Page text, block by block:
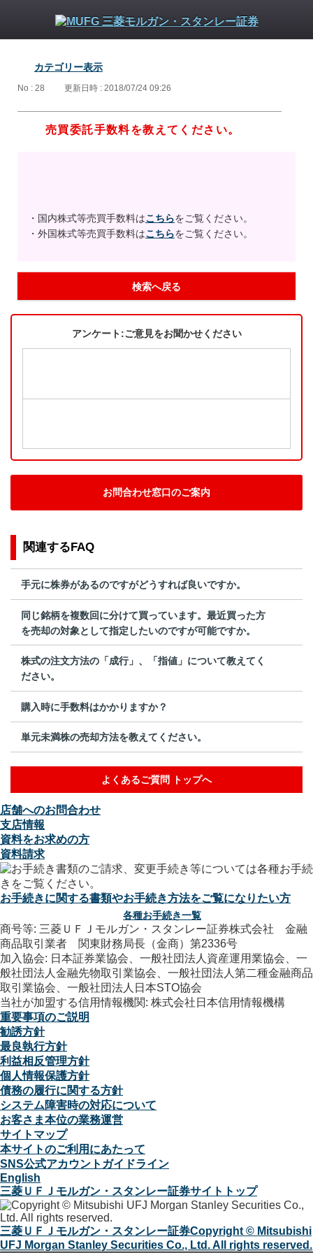
カテゴリー表示
No : 28 更新日時 : 2018/07/24 09:26
売買委託手数料を教えてください。
・国内株式等売買手数料はこちらをご覧ください。
・外国株式等売買手数料はこちらをご覧ください。
検索へ戻る
アンケート:ご意見をお聞かせください
お問合わせ窓口のご案内
関連するFAQ
手元に株券があるのですがどうすれば良いですか。
同じ銘柄を複数回に分けて買っています。最近買った方
を売却の対象として指定したいのですが可能ですか。
株式の注文方法の「成行」、「指値」について教えてく
ださい。
購入時に手数料はかかりますか？
単元未満株の売却方法を教えてください。
よくあるご質問 トップへ
店舗へのお問合わせ
支店情報
資料をお求めの方
資料請求
お手続きに関する書類やお手続き方法をご覧になりたい方
各種お手続き一覧
商号等: 三菱ＵＦＪモルガン・スタンレー証券株式会社 金融
商品取引業者 関東財務局長（金商）第2336号
加入協会: 日本証券業協会、一般社団法人資産運用業協会、一
般社団法人金融先物取引業協会、一般社団法人第二種金融商品
取引業協会、一般社団法人日本STO協会
当社が加盟する信用情報機関: 株式会社日本信用情報機構
重要事項のご説明
勧誘方針
最良執行方針
利益相反管理方針
個人情報保護方針
債務の履行に関する方針
システム障害時の対応について
お客さま本位の業務運営
サイトマップ
本サイトのご利用にあたって
SNS公式アカウントガイドライン
English
三菱ＵＦＪモルガン・スタンレー証券サイトトップ
三菱ＵＦＪモルガン・スタンレー証券Copyright © Mitsubishi
UFJ Morgan Stanley Securities Co., Ltd. All rights reserved.